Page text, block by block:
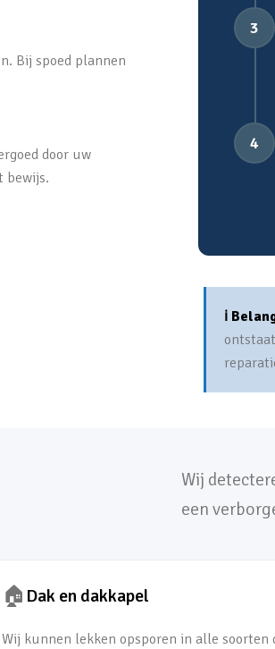
Bij spoed plannen
door uw
bewijs.
3
4
ℹ️
Wij
een
🏠 Dak en dakkapel
Wij kunnen lekken opsporen in alle soorten